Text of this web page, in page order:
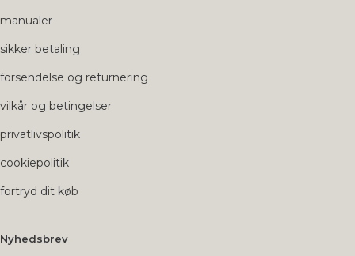
manualer
sikker betaling
forsendelse og returnering
vilkår og betingelser
privatlivspolitik
cookiepolitik
fortryd dit køb
Nyhedsbrev